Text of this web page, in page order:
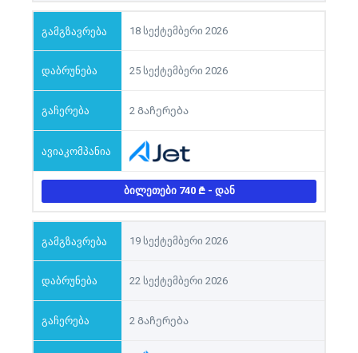
18 სექტემბერი 2026
25 სექტემბერი 2026
2 Გაჩერება
ᲑᲘᲚᲔᲗᲔᲑᲘ 740 - ᲓᲐᲜ
19 სექტემბერი 2026
22 სექტემბერი 2026
2 Გაჩერება